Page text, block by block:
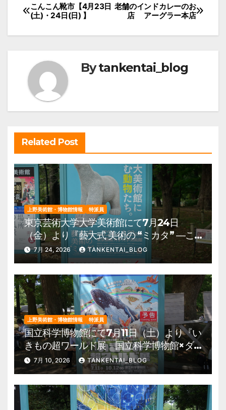
投
稿
ナ
ゲ
ー
シ
ョ
ン
老舗のインドカレーのお
店 アーグラー本店
こんこん靴市【4月23日
(土)・24日(日) 】
Bytankentai_blog
Related Post
上野美術館・博物館情報 特派員
東京芸術大学大学美術館にて7月24日
（金）より『藝大式 美術の “ミカタ” ―こ
の夏、藝大生になる―』を開催。 上野公
園 美術館・博物館 混雑情報他
7月 24, 2026 TANKENTAI_BLOG
上野美術館・博物館情報 特派員
国立科学博物館にて7月11日（土）より『い
きもの超ワールド展 国立科学博物館×ダ
ーウィンが来た！』を開催。 上野公園
美術館・博物館 混雑情報他
7月 10, 2026 TANKENTAI_BLOG